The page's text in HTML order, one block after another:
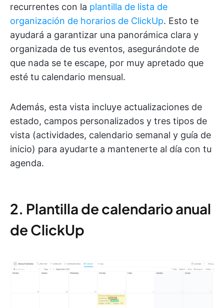
recurrentes con la plantilla de lista de
organización de horarios de ClickUp. Esto te
ayudará a garantizar una panorámica clara y
organizada de tus eventos, asegurándote de
que nada se te escape, por muy apretado que
esté tu calendario mensual.
Además, esta vista incluye actualizaciones de
estado, campos personalizados y tres tipos de
vista (actividades, calendario semanal y guía de
inicio) para ayudarte a mantenerte al día con tu
agenda.
2. Plantilla de calendario anual
de ClickUp